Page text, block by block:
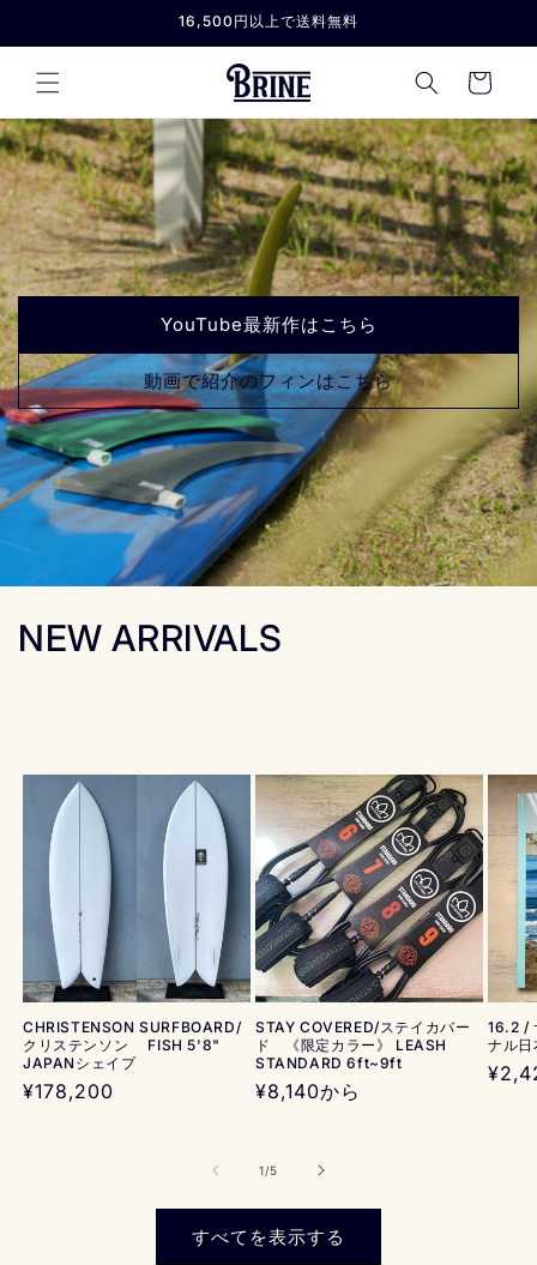
進む
16,500円以上で送料無料
カ
ー
YouTube最新作はこちら
動画で紹介のフィンはこちら
NEW ARRIVALS
CHRISTENSON SURFBOARD/
クリステンソン FISH 5'8"
JAPANシェイプ
通
¥178,200
STAY COVERED/ステイカバー
ド 《限定カラー》 LEASH
STANDARD 6ft~9ft
通
格
¥8,140から
16.2 /
ナル日
通
1/の
5
すべてを表示する